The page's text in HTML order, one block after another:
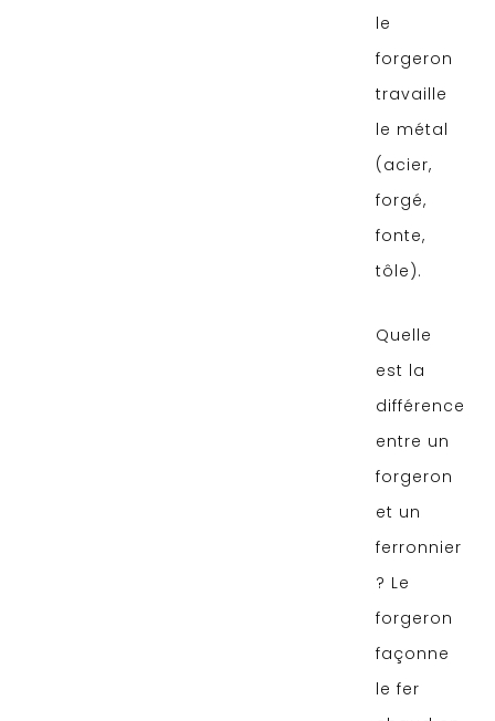
le
forgeron
travaille
le métal
(acier,
forgé,
fonte,
tôle).
Quelle
est la
différence
entre un
forgeron
et un
ferronnier
? Le
forgeron
façonne
le fer